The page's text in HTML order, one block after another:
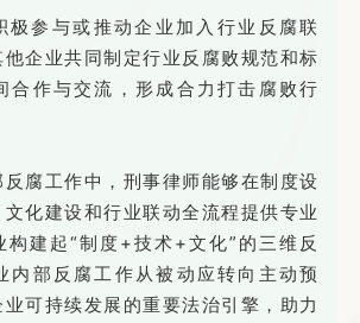
极参与或推动企业加入行业反腐联
企业共同制定行业反腐败规范和标
合作与交流，形成合力打击腐败行
腐工作中，刑事律师能够在制度设
化建设和行业联动全流程提供专业
构建起“制度+技术+文化”的三维反
内部反腐工作从被动应转向主动预
可持续发展的重要法治引擎，助力